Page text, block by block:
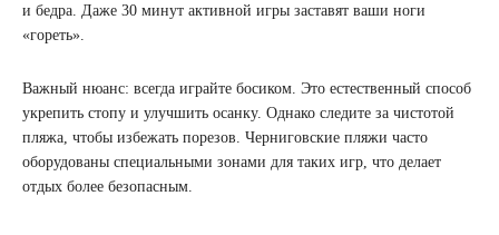
и бедра. Даже 30 минут активной игры заставят ваши ноги
«гореть».
Важный нюанс: всегда играйте босиком. Это естественный способ
укрепить стопу и улучшить осанку. Однако следите за чистотой
пляжа, чтобы избежать порезов. Черниговские пляжи часто
оборудованы специальными зонами для таких игр, что делает
отдых более безопасным.